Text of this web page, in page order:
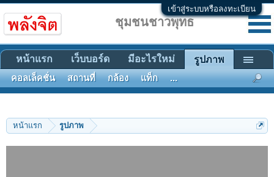
เข้าสู่ระบบหรือลงทะเบียน
หน้าแรก รูปภาพ
ชุมชนชาวพุทธ
หน้าแรก เว็บบอร์ด มีอะไรใหม่ รูปภาพ
คอลเล็คชั่น สถานที่ กล้อง แท็ก ...